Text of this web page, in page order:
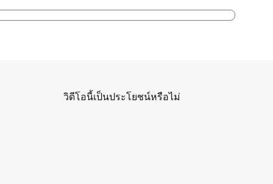
วิดีโอนี้เป็นประโยชน์หรือไม่